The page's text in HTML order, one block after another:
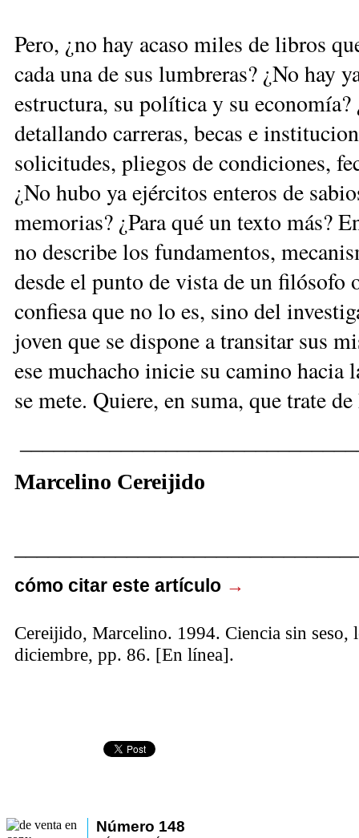
Pero, ¿no hay acaso miles de libros
cada una de sus lumbreras? ¿No hay
estructura, su política y su
detallando carreras, becas e
solicitudes, pliegos de condiciones,
¿No hubo ya ejércitos enteros de
memorias? ¿Para qué un texto más?
no describe los fundamentos,
desde el punto de vista de un filósofo
confiesa que no lo es, sino del
joven que se dispone a transitar sus
ese muchacho inicie su camino hacia
se mete. Quiere, en suma, que trate
Marcelino Cereijido
cómo citar este artículo →
Cereijido, Marcelino. 1994. Ciencia sin
diciembre, pp. 86. [En línea].
Número 148